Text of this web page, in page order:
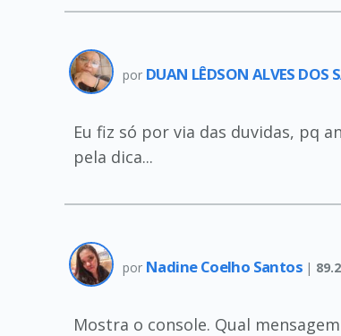
por DUAN LÊDSON ALVES DOS
Eu fiz só por via das duvidas, pq
pela dica...
por Nadine Coelho Santos |
Mostra o console. Qual